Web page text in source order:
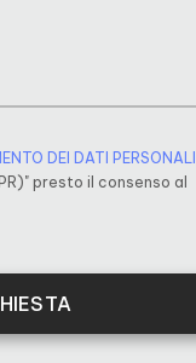
DEI DATI PERSONALI
presto il consenso al